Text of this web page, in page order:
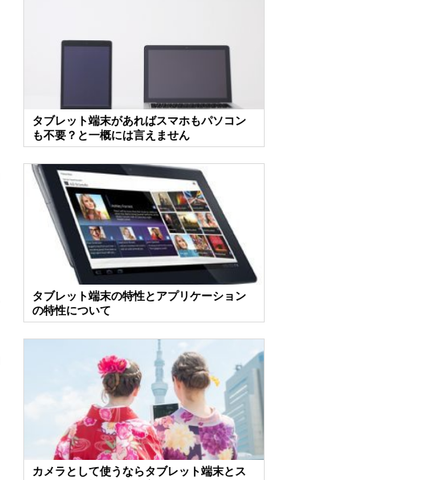
タブレット端末があればスマホもパソコン
も不要？と一概には言えません
タブレット端末の特性とアプリケーション
の特性について
カメラとして使うならタブレット端末とス